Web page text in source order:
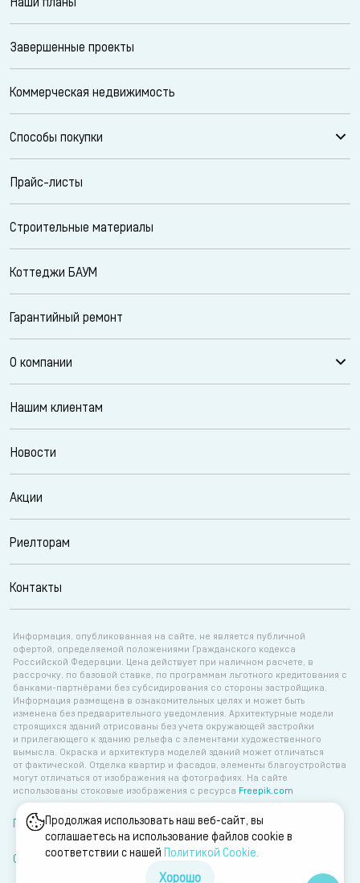
Продолжая использовать наш веб-сайт, вы
соглашаетесь на использование файлов cookie в
соответствии с нашей Политикой Сookie.
Хорошо
Завершенные проекты
Коммерческая недвижимость
Способы покупки
Прайс-листы
Строительные материалы
Коттеджи БАУМ
Гарантийный ремонт
О компании
Нашим клиентам
Новости
Акции
Риелторам
Контакты
Информация, опубликованная на сайте, не является публичной
офертой, определяемой положениями Гражданского кодекса
Российской Федерации. Цена действует при наличном расчете, в
рассрочку, по базовой ставке, по программам льготного кредитования с
банками-партнёрами без субсидирования со стороны застройщика.
Информация размещена в ознакомительных целях и может быть
изменена без предварительного уведомления. Архитектурные модели
строящихся зданий отрисованы без учета окружающей застройки
и прилегающего к зданию рельефа с элементами художественного
вымысла. Окраска и архитектура моделей зданий может отличаться
от фактической. Отделка квартир и фасадов, элементы благоустройства
могут отличаться от изображения на фотографиях. На сайте
использованы стоковые изображения с ресурса Freepik.com
Политика об обработке персональных данных
Согласие на обработку персональных данных